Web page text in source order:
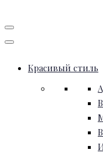
Красивый стиль